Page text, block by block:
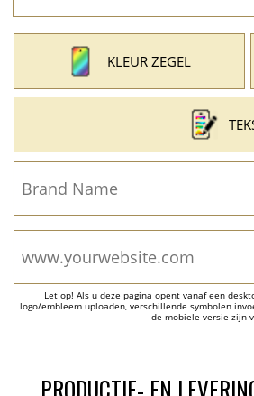
KLEUR ZEGEL
Let op! Als u deze pagina opent vanaf een
logo/embleem uploaden, verschillende symbolen
de mobiele versie zijn
PRODUCTIE- EN